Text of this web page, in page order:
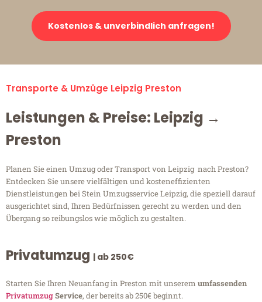
Kostenlos & unverbindlich anfragen!
Transporte & Umzüge Leipzig Preston
Leistungen & Preise: Leipzig →
Preston
Planen Sie einen Umzug oder Transport von Leipzig nach Preston?
Entdecken Sie unsere vielfältigen und kosteneffizienten
Dienstleistungen bei Stein Umzugsservice Leipzig, die speziell darauf
ausgerichtet sind, Ihren Bedürfnissen gerecht zu werden und den
Übergang so reibungslos wie möglich zu gestalten.
Privatumzug | ab 250€
Starten Sie Ihren Neuanfang in Preston mit unserem umfassenden
PrivatumzugService, der bereits ab 250€ beginnt.